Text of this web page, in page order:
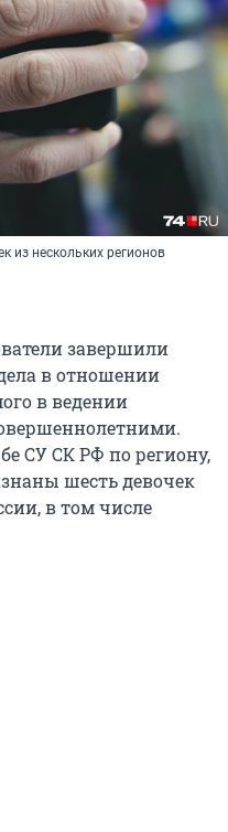
из нескольких регионов
завершили
в отношении
в ведении
СУ СК РФ по региону,
шесть девочек
в том числе